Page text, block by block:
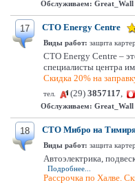
Обслуживаем: Great_Wall
17 СТО Energy Centre
Виды работ: защита
СТО Energy Centre –
специалисты центра
Скидка 20% на
тел. (29) 3857117,
Обслуживаем: Great_Wall
18 СТО Мибро на
Виды работ: защита
Автоэлектрика,
Подробнее...
Рассрочка по Халве.